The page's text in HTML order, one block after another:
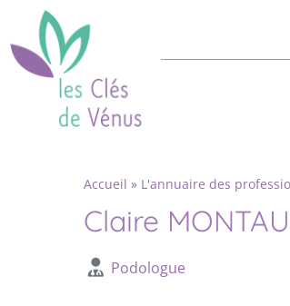
Accueil » L'annuaire des
Claire
Podologue